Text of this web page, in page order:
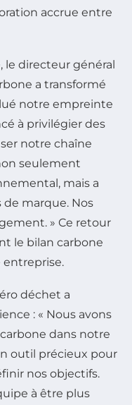
accrue entre
le directeur général
a transformé
notre empreinte
à privilégier des
notre chaîne
seulement
mais a
marque. Nos
» Ce retour
le bilan carbone
entreprise.
déchet a
: « Nous avons
dans notre
outil précieux pour
nos objectifs.
à être plus